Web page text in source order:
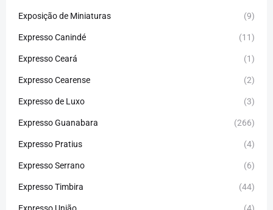
Exposição de Miniaturas (9)
Expresso Canindé (11)
Expresso Ceará (1)
Expresso Cearense (2)
Expresso de Luxo (3)
Expresso Guanabara (266)
Expresso Pratius (4)
Expresso Serrano (6)
Expresso Timbira (44)